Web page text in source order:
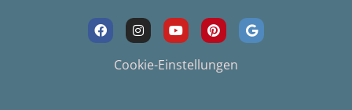
F
a
c
I
n
s
t
a
Y
o
u
t
u
P
i
n
t
e
G
o
o
Cookie-Einstellungen